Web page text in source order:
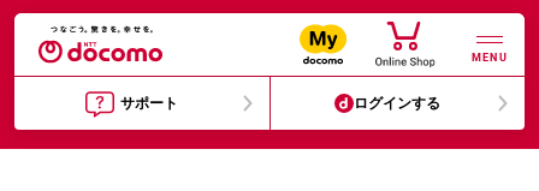
MENU
サポート ログインする